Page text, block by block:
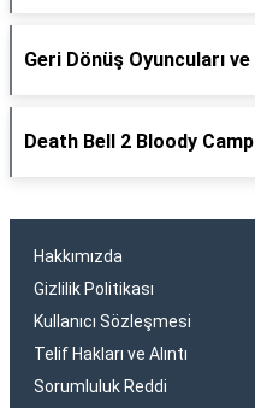
Geri Dönüş Oyuncuları
Death Bell 2 Bloody
Hakkımızda
Gizlilik Politikası
Kullanıcı Sözleşmesi
Telif Hakları ve Alıntı
Sorumluluk Reddi